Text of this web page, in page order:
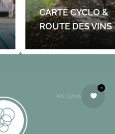
CARTE CYCLO &
ROUTE DES VINS
Vos favoris
0